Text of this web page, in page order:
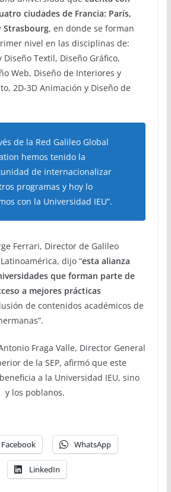
ciudades de Francia: París,
Strasbourg, en donde se forman
nivel en las disciplinas de:
Diseño Textil, Diseño Gráfico,
Web, Diseño de Interiores y
2D-3D Animación y Diseño de
de la Red Galileo Global
hemos tenido la
de internacionalizar
programas y hoy lo
con la Universidad IEU”.
Ferrari, Director de Galileo
dijo “esta alianza
que forman parte de
a mejores prácticas
de contenidos académicos de
Fraga Valle, Director General
de la SEP, afirmó que este
a la Universidad IEU, sino
y los poblanos.
Facebook WhatsApp
LinkedIn